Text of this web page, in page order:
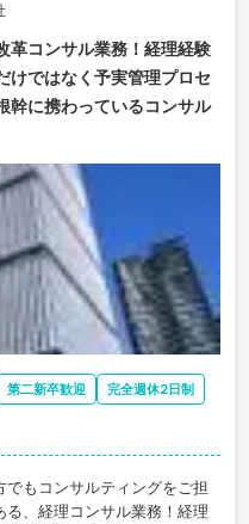
革コンサル業務！経理経験
けではなく予実管理プロセ
幹に携わっているコンサル
第二新卒歓迎
完全週休2日制
もコンサルティングをご担
、経理コンサル業務！経理